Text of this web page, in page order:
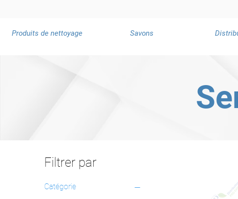
Produits de nettoyage Savons
Filtrer par
Catégorie